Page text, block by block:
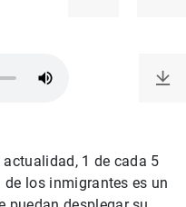
1 de cada 5
los inmigrantes es un